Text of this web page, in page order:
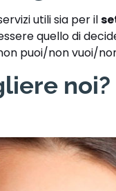
utili sia per il
quello di
puoi/non vuoi/